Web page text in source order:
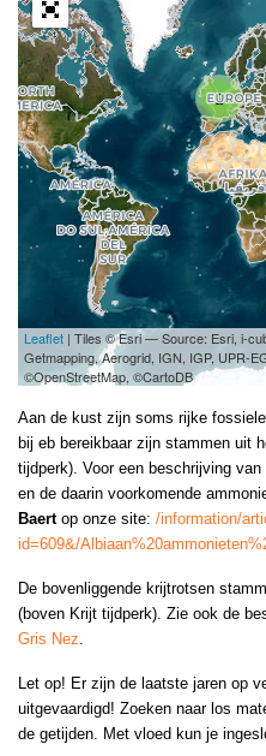
2
Leaflet | Tiles © Esri — Source: Esri, i-
Getmapping, Aerogrid, IGN, IGP, UPR-
©OpenStreetMap, ©CartoDB
Aan de kust zijn soms rijke
bij eb bereikbaar zijn stammen uit
tijdperk). Voor een beschrijving
en de daarin voorkomende
Baertop onze site: /information/
id=609&/
De bovenliggende krijtrotsen
(boven Krijt tijdperk). Zie ook de
Gris Nez.
Let op! Er zijn de laatste jaren op
uitgevaardigd! Zoeken naar los
de getijden. Met vloed kun je